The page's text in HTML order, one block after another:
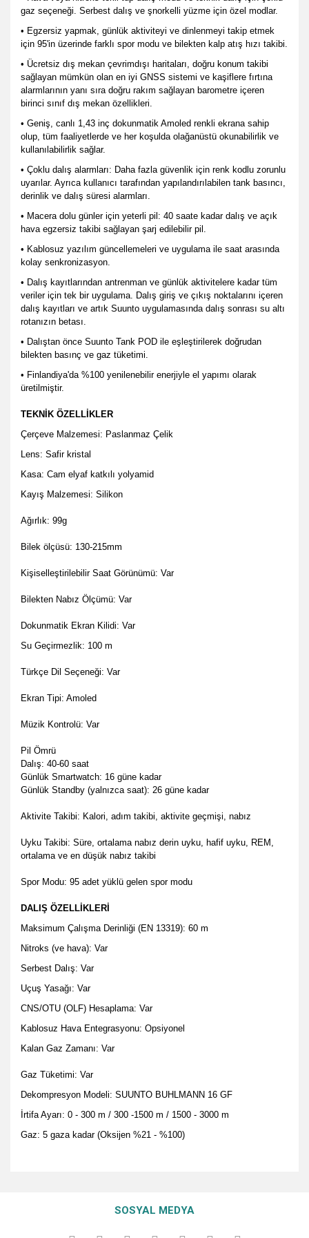
gaz seçeneği. Serbest dalış ve şnorkelli yüzme için özel modlar.
• Egzersiz yapmak, günlük aktiviteyi ve dinlenmeyi takip etmek
için 95'in üzerinde farklı spor modu ve bilekten kalp atış hızı takibi.
• Ücretsiz dış mekan çevrimdışı haritaları, doğru konum takibi
sağlayan mümkün olan en iyi GNSS sistemi ve kaşiflere fırtına
alarmlarının yanı sıra doğru rakım sağlayan barometre içeren
birinci sınıf dış mekan özellikleri.
• Geniş, canlı 1,43 inç dokunmatik Amoled renkli ekrana sahip
olup, tüm faaliyetlerde ve her koşulda olağanüstü okunabilirlik ve
kullanılabilirlik sağlar.
• Çoklu dalış alarmları: Daha fazla güvenlik için renk kodlu zorunlu
uyarılar. Ayrıca kullanıcı tarafından yapılandırılabilen tank basıncı,
derinlik ve dalış süresi alarmları.
• Macera dolu günler için yeterli pil: 40 saate kadar dalış ve açık
hava egzersiz takibi sağlayan şarj edilebilir pil.
• Kablosuz yazılım güncellemeleri ve uygulama ile saat arasında
kolay senkronizasyon.
• Dalış kayıtlarından antrenman ve günlük aktivitelere kadar tüm
veriler için tek bir uygulama. Dalış giriş ve çıkış noktalarını içeren
dalış kayıtları ve artık Suunto uygulamasında dalış sonrası su altı
rotanızın betası.
• Dalıştan önce Suunto Tank POD ile eşleştirilerek doğrudan
bilekten basınç ve gaz tüketimi.
• Finlandiya'da %100 yenilenebilir enerjiyle el yapımı olarak
üretilmiştir.
TEKNİK ÖZELLİKLER
Çerçeve Malzemesi: Paslanmaz Çelik
Lens: Safir kristal
Kasa: Cam elyaf katkılı yolyamid
Kayış Malzemesi: Silikon
Ağırlık: 99g
Bilek ölçüsü: 130-215mm
Kişiselleştirilebilir Saat Görünümü: Var
Bilekten Nabız Ölçümü: Var
Dokunmatik Ekran Kilidi: Var
Su Geçirmezlik: 100 m
Türkçe Dil Seçeneği: Var
Ekran Tipi: Amoled
Müzik Kontrolü: Var
Pil Ömrü
Dalış: 40-60 saat
Günlük Smartwatch: 16 güne kadar
Günlük Standby (yalnızca saat): 26 güne kadar
Aktivite Takibi: Kalori, adım takibi, aktivite geçmişi, nabız
Uyku Takibi: Süre, ortalama nabız derin uyku, hafif uyku, REM,
ortalama ve en düşük nabız takibi
Spor Modu: 95 adet yüklü gelen spor modu
DALIŞ ÖZELLİKLERİ
Maksimum Çalışma Derinliği (EN 13319): 60 m
Nitroks (ve hava): Var
Serbest Dalış: Var
Uçuş Yasağı: Var
CNS/OTU (OLF) Hesaplama: Var
Kablosuz Hava Entegrasyonu: Opsiyonel
Kalan Gaz Zamanı: Var
Gaz Tüketimi: Var
Dekompresyon Modeli: SUUNTO BUHLMANN 16 GF
İrtifa Ayarı: 0 - 300 m / 300 -1500 m / 1500 - 3000 m
Gaz: 5 gaza kadar (Oksijen %21 - %100)
kullanarak tarafımıza iletebilirsiniz.
Görüş ve önerileriniz için teşekkür ederiz.
SOSYAL MEDYA